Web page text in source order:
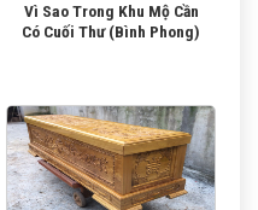
Vì Sao Trong Khu Mộ Cần
Có Cuối Thư (Bình Phong)